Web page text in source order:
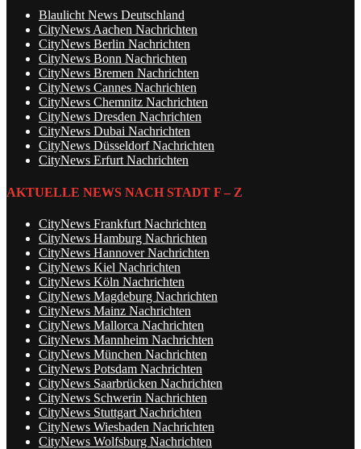
Blaulicht News Deutschland
CityNews Aachen Nachrichten
CityNews Berlin Nachrichten
CityNews Bonn Nachrichten
CityNews Bremen Nachrichten
CityNews Cannes Nachrichten
CityNews Chemnitz Nachrichten
CityNews Dresden Nachrichten
CityNews Dubai Nachrichten
CityNews Düsseldorf Nachrichten
CityNews Erfurt Nachrichten
AKTUELLE NEWS NACH STADT F – Z
CityNews Frankfurt Nachrichten
CityNews Hamburg Nachrichten
CityNews Hannover Nachrichten
CityNews Kiel Nachrichten
CityNews Köln Nachrichten
CityNews Magdeburg Nachrichten
CityNews Mainz Nachrichten
CityNews Mallorca Nachrichten
CityNews Mannheim Nachrichten
CityNews München Nachrichten
CityNews Potsdam Nachrichten
CityNews Saarbrücken Nachrichten
CityNews Schwerin Nachrichten
CityNews Stuttgart Nachrichten
CityNews Wiesbaden Nachrichten
CityNews Wolfsburg Nachrichten